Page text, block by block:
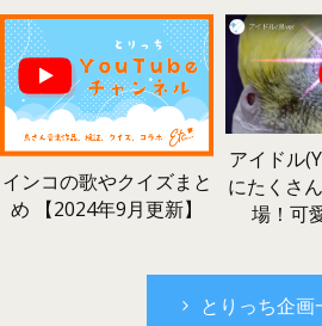
インコの歌やクイズまと
め 【2024年9月更新】
アイドル
にたくさ
場！可
とりっち企画